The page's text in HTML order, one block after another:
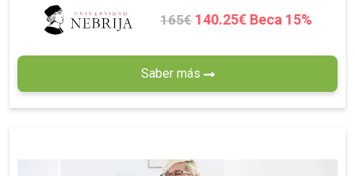
165€ 140.25€ Beca 15%
Saber más